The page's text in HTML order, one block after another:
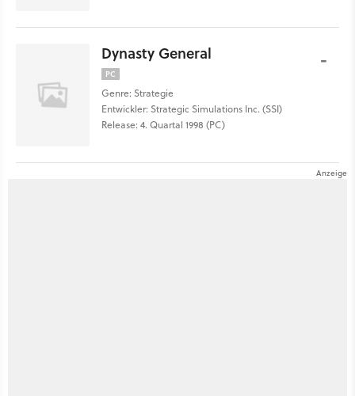
Dynasty General
PC
Genre: Strategie
Entwickler: Strategic Simulations Inc. (SSI)
Release: 4. Quartal 1998 (PC)
-